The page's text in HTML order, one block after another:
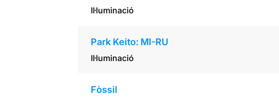
Il·luminació
Park Keito: MI-RU
Il·luminació
Fòssil